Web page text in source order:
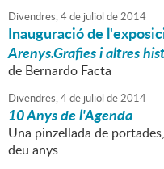
Divendres,4de juliol de2014
Inauguració de
Arenys.Grafies i altres
de Bernardo Facta
Divendres,4de juliol de2014
10 Anys de l'Agenda
Una pinzellada de
deu anys